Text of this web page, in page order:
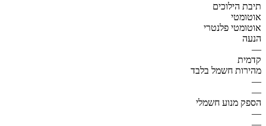
תיבת הילוכים
אוטומטי
אוטומטי פלנטרי
הנעה
—
קדמית
מהירות חשמל בלבד
—
—
הספק מנוע חשמלי
—
—